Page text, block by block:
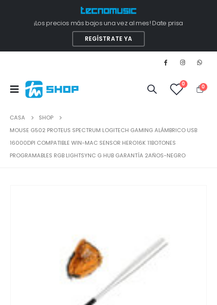
¡Los precios más bajos una vez al mes! Date prisa
REGÍSTRATE YA
0 0
CASA
SHOP
MOUSE G502 PROTEUS SPECTRUM LOGITECH GAMING ALÁMBRICO USB
16000DPI COMPATIBLE WIN-MAC SENSOR HERO16K 11BOTONES
PROGRAMABLES RGB LIGHTSYNC G HUB GARANTÍA 2AÑOS-NEGRO